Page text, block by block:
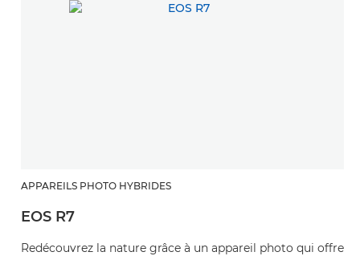
APPAREILS PHOTO HYBRIDES
EOS R7
Redécouvrez la nature grâce à un appareil photo qui offre